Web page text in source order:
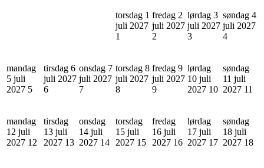
torsdag 1
juli 2027
1
fredag 2
juli 2027
2
lørdag 3
juli 2027
3
søndag 4
juli 2027
4
mandag
5 juli
2027 5
tirsdag 6
juli 2027
6
onsdag 7
juli 2027
7
torsdag 8
juli 2027
8
fredag 9
juli 2027
9
lørdag
10 juli
2027 10
søndag
11 juli
2027 11
mandag
12 juli
2027 12
tirsdag
13 juli
2027 13
onsdag
14 juli
2027 14
torsdag
15 juli
2027 15
fredag
16 juli
2027 16
lørdag
17 juli
2027 17
søndag
18 juli
2027 18